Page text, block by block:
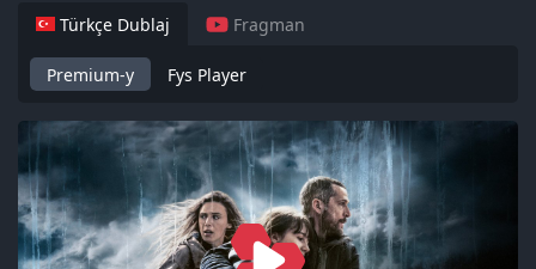
Türkçe Dublaj Fragman
Premium-y Fys Player